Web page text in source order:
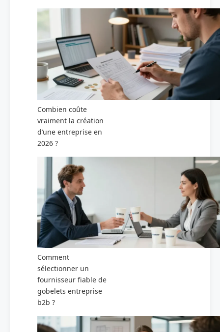
Combien coûte
vraiment la création
d’une entreprise en
2026 ?
Comment
sélectionner un
fournisseur fiable de
gobelets entreprise
b2b ?